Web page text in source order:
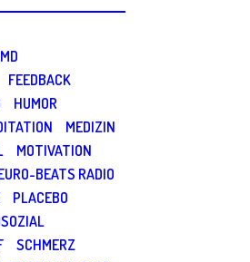
FEEDBACK
HUMOR
MEDIZIN
MOTIVATION
BEATS RADIO
PLACEBO
SCHMERZ